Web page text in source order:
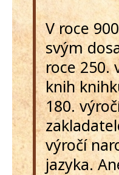
V roce
svým
roce 250.
knih
180.
výročí
jazyka.